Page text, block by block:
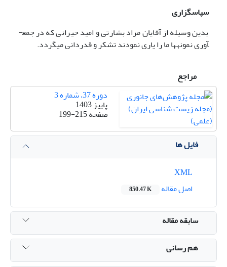
سپاسگزاری
بدین وسیله از آقایان مراد بشارتی و امید حیرانی که در جمع­
آوری نمونه­ها ما را یاری نمودند تشکر و قدردانی می­گردد.
مراجع
دوره 37، شماره 3
پاییز 1403
صفحه199-215
فایل ها
اصل مقاله
850.47 K
سابقه مقاله
هم رسانی